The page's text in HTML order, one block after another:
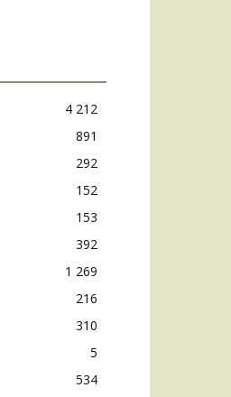
4 212
891
292
152
153
392
1 269
216
310
5
534